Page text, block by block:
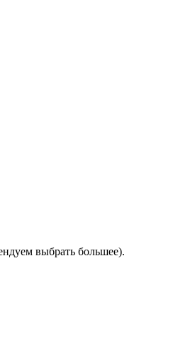
выбрать большее).